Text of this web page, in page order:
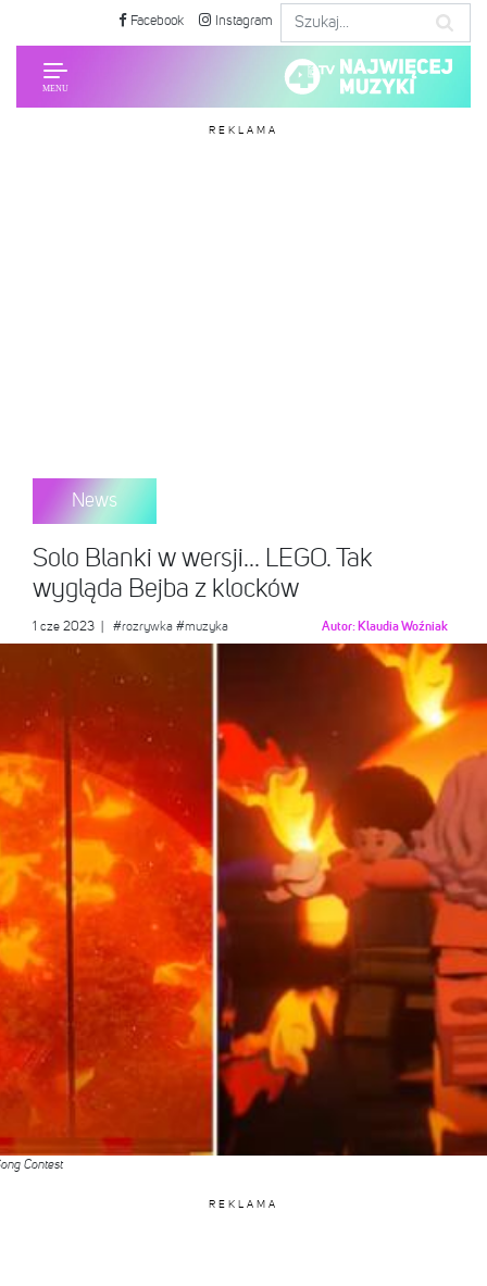
Facebook Instagram
REKLAMA
News
Solo Blanki w wersji… LEGO. Tak
wygląda Bejba z klocków
1 cze 2023 #rozrywka #muzyka Autor: Klaudia Woźniak
Contest
REKLAMA